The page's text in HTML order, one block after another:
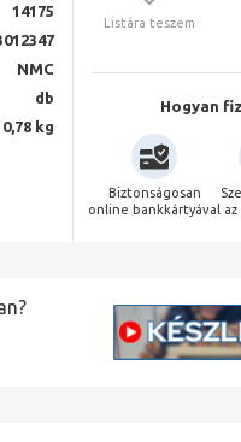
14175
NMC
db
0,78 kg
Listára teszem
Hogyan
Biztonságosan
online bankkártyával